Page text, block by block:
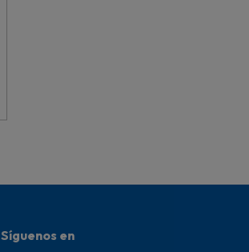
Síguenos en